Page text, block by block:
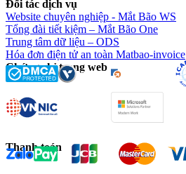
Đối tác dịch vụ
Website chuyên nghiệp - Mắt Bão WS
Tổng đài tiết kiệm – Mắt Bão One
Trung tâm dữ liệu – ODS
Hóa đơn điện tử an toàn Matbao-invoice
Chứng chỉ trang web
Thanh toán